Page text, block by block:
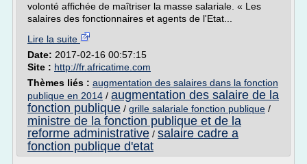
volonté affichée de maîtriser la masse salariale. « Les
salaires des fonctionnaires et agents de l'Etat...
Lire la suite
Date: 2017-02-16 00:57:15
Site : http://fr.africatime.com
Thèmes liés : augmentation des salaires dans la fonction
publique en 2014 / augmentation des salaire de la
fonction publique / grille salariale fonction publique /
ministre de la fonction publique et de la
reforme administrative / salaire cadre a
fonction publique d'etat